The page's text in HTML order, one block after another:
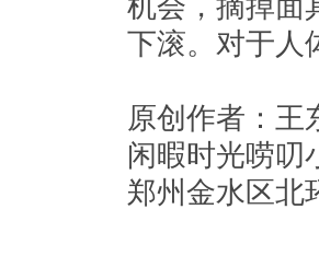
下滚。对于人
原创作者：王
闲暇时光唠叨
郑州金水区北